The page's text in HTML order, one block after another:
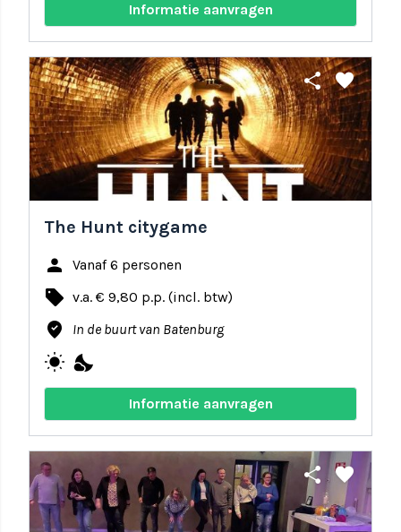
Informatie aanvragen
share favorite
The Hunt citygame
person Vanaf 6 personen
local_offer v.a. € 9,80 p.p. (incl. btw)
where_to_vote In de buurt van Batenburg
wb_sunny nights_stay
Informatie aanvragen
share favorite